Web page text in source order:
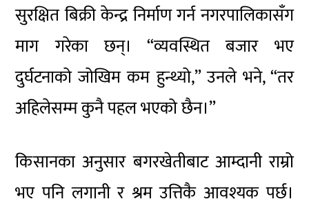
सुरक्षित बिक्री केन्द्र निर्माण गर्न नगरपालिकासँग
माग गरेका छन्। “व्यवस्थित बजार भए
दुर्घटनाको जोखिम कम हुन्थ्यो,” उनले भने, “तर
अहिलेसम्म कुनै पहल भएको छैन।”
किसानका अनुसार बगरखेतीबाट आम्दानी राम्रो
भए पनि लगानी र श्रम उत्तिकै आवश्यक पर्छ।